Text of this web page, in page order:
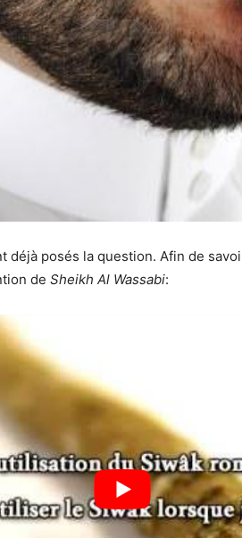
déjà posés la question. Afin de
de Sheikh Al Wassabi: